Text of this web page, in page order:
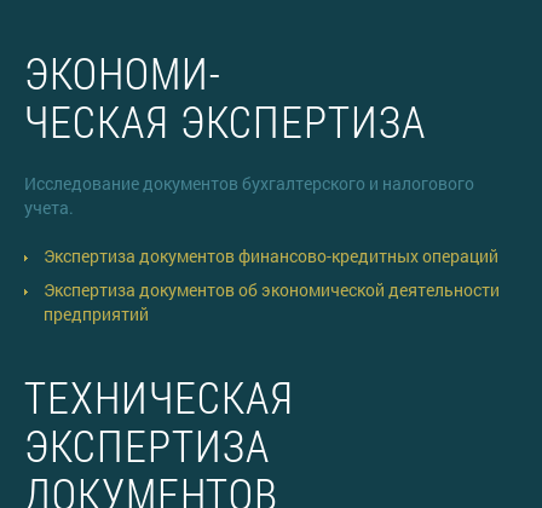
ЭКОНОМИ-
ЧЕСКАЯ ЭКСПЕРТИЗА
Исследование документов бухгалтерского и налогового
учета.
Экспертиза документов финансово-кредитных операций
Экспертиза документов об экономической деятельности
предприятий
ТЕХНИЧЕСКАЯ
ЭКСПЕРТИЗА
ДОКУМЕНТОВ